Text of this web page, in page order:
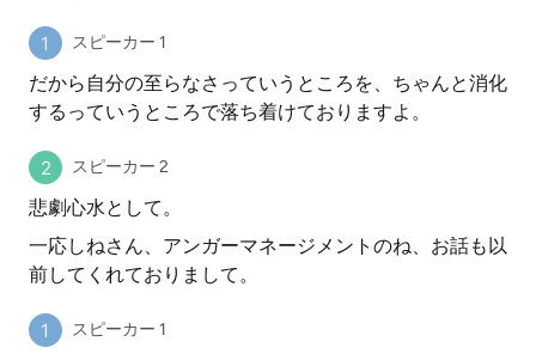
スピーカー 1
だから自分の至らなさっていうところを、ちゃんと消化
するっていうところで落ち着けておりますよ。
スピーカー 2
悲劇心水として。
一応しねさん、アンガーマネージメントのね、お話も以
前してくれておりまして。
スピーカー 1